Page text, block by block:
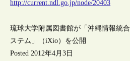
http://current.ndl.go.jp/node/20403
琉球大学附属図書館が「沖縄情報統
ステム」（iXio）を公開
Posted 2012年4月3日